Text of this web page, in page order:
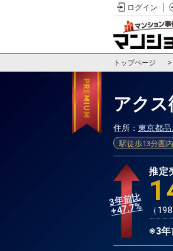
ログイン
トップページ
アクス
住所： 東京都
駅徒歩13分圏内
3年前比
+47.7%
推定
（
※3年